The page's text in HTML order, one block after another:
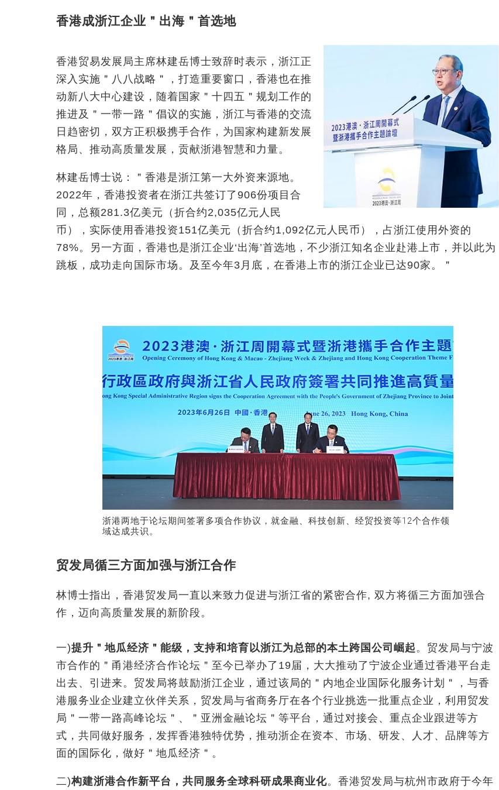
香港成浙江企业＂出海＂首选地
香港贸易发展局主席林建岳博士致辞时表示，浙江正
深入实施＂八八战略＂，打造重要窗口，香港也在推
动新八大中心建设，随着国家＂十四五＂规划工作的
推进及＂一带一路＂倡议的实施，浙江与香港的交流
日趋密切，双方正积极携手合作，为国家构建新发展
格局、推动高质量发展，贡献浙港智慧和力量。
林建岳博士说：＂香港是浙江第一大外资来源地。
2022年，香港投资者在浙江共签订了906份项目合
同，总额281.3亿美元（折合约2,035亿元人民
币），实际使用香港投资151亿美元（折合约1,092亿元人民币），占浙江使用外资的
78%。另一方面，香港也是浙江企业‘出海’首选地，不少浙江知名企业赴港上市，并以此为
跳板，成功走向国际市场。及至今年3月底，在香港上市的浙江企业已达90家。＂
浙港两地于论坛期间签署多项合作协议，就金融、科技创新、经贸投资等12个合作领
域达成共识。
贸发局循三方面加强与浙江合作
林博士指出，香港贸发局一直以来致力促进与浙江省的紧密合作, 双方将循三方面加强合
作，迈向高质量发展的新阶段。
一)提升＂地瓜经济＂能级，支持和培育以浙江为总部的本土跨国公司崛起。贸发局与宁波
市合作的＂甬港经济合作论坛＂至今已举办了19届，大大推动了宁波企业通过香港平台走
出去、引进来。贸发局将鼓励浙江企业，通过该局的＂内地企业国际化服务计划＂，与香
港服务业企业建立伙伴关系，贸发局与省商务厅在各个行业挑选一批重点企业，利用贸发
局＂一带一路高峰论坛＂、＂亚洲金融论坛＂等平台，通过对接会、重点企业跟进等方
式，共同做好服务，发挥香港独特优势，推动浙企在资本、市场、研发、人才、品牌等方
面的国际化，做好＂地瓜经济＂。
二)构建浙港合作新平台，共同服务全球科研成果商业化。香港贸发局与杭州市政府于今年